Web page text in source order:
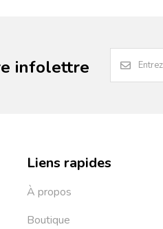
infolettre
Liens rapides
À propos
Boutique